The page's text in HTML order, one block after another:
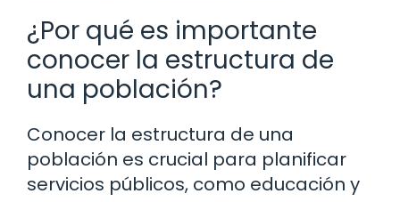
¿Por qué es importante
conocer la estructura de
una población?
Conocer la estructura de una
población es crucial para planificar
servicios públicos, como educación y